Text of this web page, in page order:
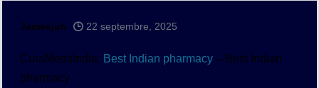
Jamesjuh 22 septembre, 2025
CuraMedsIndia: Best Indian pharmacy – Best Indian
pharmacy